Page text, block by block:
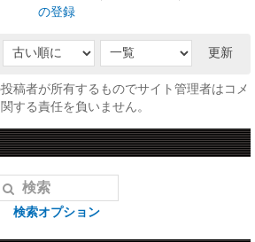
の登録
更新
稿者が所有するものでサイト管理者はコメ
する責任を負いません。
検索オプション